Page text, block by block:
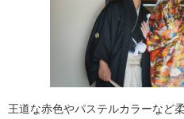
王道な赤色やパステルカラーなど